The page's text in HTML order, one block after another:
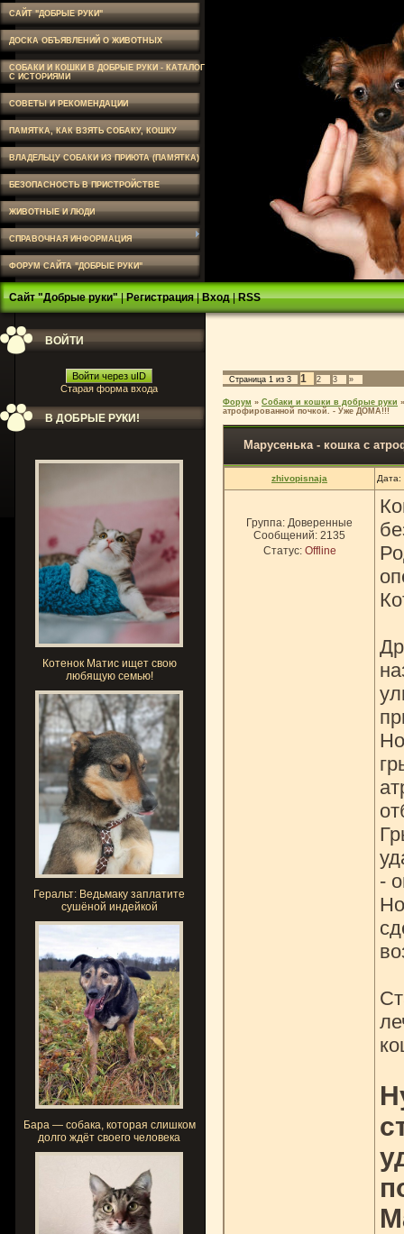
САЙТ "ДОБРЫЕ РУКИ"
ДОСКА ОБЪЯВЛЕНИЙ О ЖИВОТНЫХ
СОБАКИ И КОШКИ В ДОБРЫЕ РУКИ - КАТАЛОГ
С ИСТОРИЯМИ
СОВЕТЫ И РЕКОМЕНДАЦИИ
ПАМЯТКА, КАК ВЗЯТЬ СОБАКУ, КОШКУ
ВЛАДЕЛЬЦУ СОБАКИ ИЗ ПРИЮТА (ПАМЯТКА)
БЕЗОПАСНОСТЬ В ПРИСТРОЙСТВЕ
ЖИВОТНЫЕ И ЛЮДИ
СПРАВОЧНАЯ ИНФОРМАЦИЯ
ФОРУМ САЙТА "ДОБРЫЕ РУКИ"
Сайт "Добрые руки"|Регистрация|Вход|RSS
ВОЙТИ
Войти через uID
Старая форма входа
В ДОБРЫЕ РУКИ!
Котенок Матис ищет свою
любящую семью!
Геральт: Ведьмаку заплатите
сушёной индейкой
Бара — собака, которая слишком
долго ждёт своего человека
Страница 1 из 3 1 2 3 »
Форум » Собаки и кошки в добрые руки »
атрофированной почкой. - Уже ДОМА!!!
Марусенька - кошка с
zhivopisnaja
Группа: Доверенные
Сообщений: 2135
Статус: Offline
-